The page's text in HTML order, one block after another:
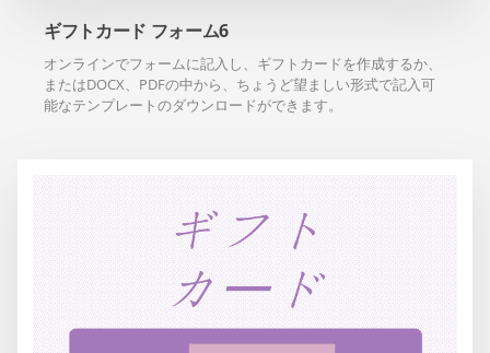
ギフトカード フォーム6
オンラインでフォームに記入し、ギフトカードを作成するか、
またはDOCX、PDFの中から、ちょうど望ましい形式で記入可
能なテンプレートのダウンロードができます。